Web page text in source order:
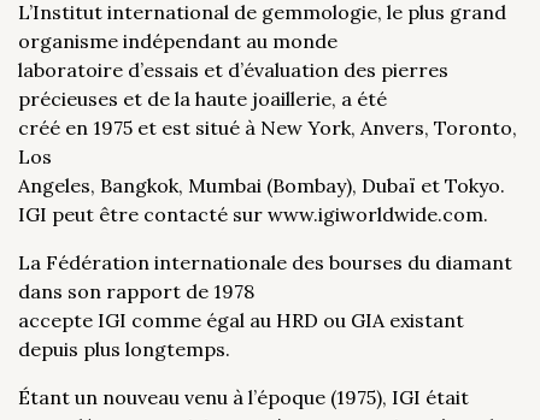
L’Institut international de gemmologie, le plus grand
organisme indépendant au monde
laboratoire d’essais et d’évaluation des pierres
précieuses et de la haute joaillerie, a été
créé en 1975 et est situé à New York, Anvers, Toronto,
Los
Angeles, Bangkok, Mumbai (Bombay), Dubaï et Tokyo.
IGI peut être contacté sur www.igiworldwide.com.
La Fédération internationale des bourses du diamant
dans son rapport de 1978
accepte IGI comme égal au HRD ou GIA existant
depuis plus longtemps.
Étant un nouveau venu à l’époque (1975), IGI était